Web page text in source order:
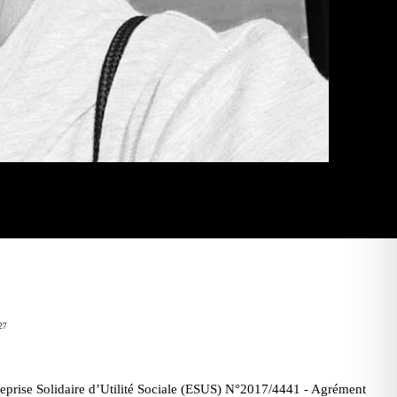
Solidaire d’Utilité Sociale (ESUS) N°2017/4441 - Agrément